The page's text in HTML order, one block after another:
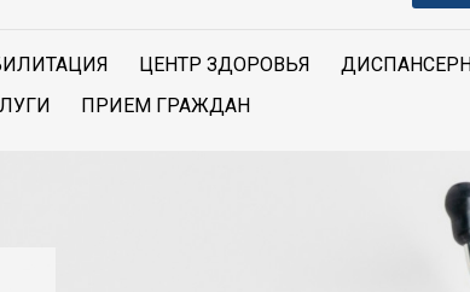
ЦЕНТР ЗДОРОВЬЯ
ПРИЕМ ГРАЖДАН